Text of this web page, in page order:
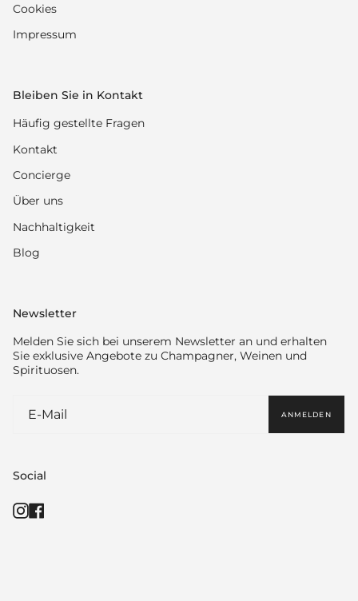
Cookies
Impressum
Bleiben Sie in Kontakt
Häufig gestellte Fragen
Kontakt
Concierge
Über uns
Nachhaltigkeit
Blog
Newsletter
Melden Sie sich bei unserem Newsletter an und erhalten
Sie exklusive Angebote zu Champagner, Weinen und
Spirituosen.
ANMELDEN
Social
Instagram